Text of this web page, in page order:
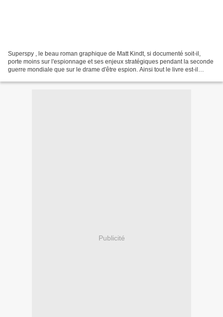
Superspy , le beau roman graphique de Matt Kindt, si documenté soit-il,
porte moins sur l'espionnage et ses enjeux stratégiques pendant la seconde
guerre mondiale que sur le drame d'être espion. Ainsi tout le livre est-il
Publicité